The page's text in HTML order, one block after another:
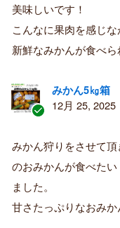
者
美味しいです！
こんなに果肉を感じ
新鮮なみかんが食べ
証
済
み
購
者
みかん5㎏箱
12月 25, 2025
みかん狩りをさせて
のおみかんが食べた
ました。
甘さたっぷりなおみか